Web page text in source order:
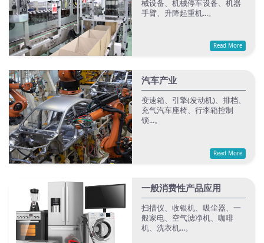
械设备、机械停车设备、机器
手臂、升降起重机...。
Read More
汽车产业
变速箱、引擎(发动机)、排档、
充气汽车座椅、行李箱控制
锁...。
Read More
一般消费性产品应用
扫描仪、收银机、吸尘器、一
般家电、空气滤净机、咖啡
机、洗衣机...。